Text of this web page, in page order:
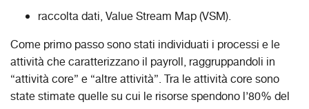
raccolta dati, Value Stream Map (VSM).
Come primo passo sono stati individuati i processi e le
attività che caratterizzano il payroll, raggruppandoli in
“attività core” e “altre attività”. Tra le attività core sono
state stimate quelle su cui le risorse spendono l’80% del